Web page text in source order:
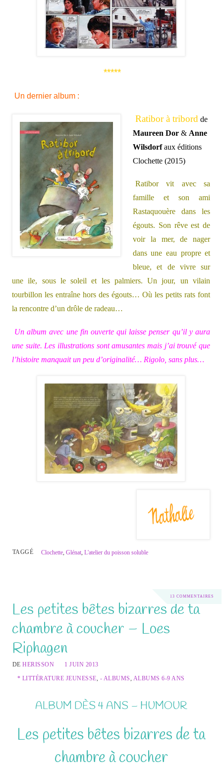
*****
Un dernier album :
Ratibor à tribord de
Maureen Dor& Anne
Wilsdorfaux éditions
Clochette (2015)
Ratibor vit avec sa
famille et son ami
Rastaquouère dans les
égouts. Son rêve est de
voir la mer, de nager
dans une eau propre et
bleue, et de vivre sur
une ile, sous le soleil et les palmiers. Un jour, un vilain
tourbillon les entraîne hors des égouts… Où les petits rats font
la rencontre d’un drôle de radeau…
Un album avec une fin ouverte qui laisse penser qu’il y aura
une suite. Les illustrations sont amusantes mais j’ai trouvé que
l’histoire manquait un peu d’originalité… Rigolo, sans plus…
TAGGÉ Clochette ,Glénat ,L'atelier du poisson soluble
13 COMMENTAIRES
Les petites bêtes bizarres de ta
chambre à coucher – Loes
Riphagen
DEHERISSON
1 JUIN 2013
* LITTÉRATURE JEUNESSE, - ALBUMS, ALBUMS 6-9 ANS
ALBUM DÈS 4 ANS – HUMOUR
Les petites bêtes bizarres de ta
chambre à coucher